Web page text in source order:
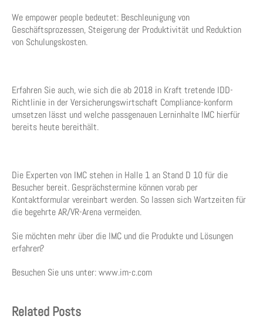
We empower people bedeutet: Beschleunigung von
Geschäftsprozessen, Steigerung der Produktivität und Reduktion
von Schulungskosten.
Erfahren Sie auch, wie sich die ab 2018 in Kraft tretende IDD-
Richtlinie in der Versicherungswirtschaft Compliance-konform
umsetzen lässt und welche passgenauen Lerninhalte IMC hierfür
bereits heute bereithält.
Die Experten von IMC stehen in Halle 1 an Stand D 10 für die
Besucher bereit. Gesprächstermine können vorab per
Kontaktformular vereinbart werden. So lassen sich Wartzeiten für
die begehrte AR/VR-Arena vermeiden.
Sie möchten mehr über die IMC und die Produkte und Lösungen
erfahren?
Besuchen Sie uns unter: www.im-c.com
Related Posts